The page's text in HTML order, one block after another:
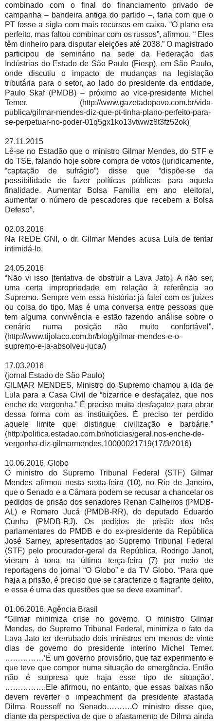
combinado com o final do financiamento privado de
campanha – bandeira antiga do partido –, faria com que o
PT fosse a sigla com mais recursos em caixa. “O plano era
perfeito, mas faltou combinar com os russos”, afirmou. “ Eles
têm dinheiro para disputar eleições até 2038.” O magistrado
participou de seminário na sede da Federação das
Indústrias do Estado de São Paulo (Fiesp), em São Paulo,
onde discutiu o impacto de mudanças na legislação
tributária para o setor, ao lado do presidente da entidade,
Paulo Skaf (PMDB) – próximo ao vice-presidente Michel
Temer. (http://www.gazetadopovo.com.br/vida-
publica/gilmar-mendes-diz-que-pt-tinha-plano-perfeito-para-
se-perpetuar-no-poder-01q5gx1ko13vtwwz8t3fz52ok)
27.11.2015
Lê-se no Estadão que o ministro Gilmar Mendes, do STF e
do TSE, falando hoje sobre compra de votos (juridicamente,
“captação de sufrágio”) disse que “dispõe-se da
possibilidade de fazer políticas públicas para aquela
finalidade. Aumentar Bolsa Família em ano eleitoral,
aumentar o número de pescadores que recebem a Bolsa
Defeso”.
02.03.2016
Na REDE GNI, o dr. Gilmar Mendes acusa Lula de tentar
intimidá-lo.
24.05.2016
“Não vi isso [tentativa de obstruir a Lava Jato]. A não ser,
uma certa impropriedade em relação à referência ao
Supremo. Sempre vem essa história: já falei com os juízes
ou coisa do tipo. Mas é uma conversa entre pessoas que
tem alguma convivência e estão fazendo análise sobre o
cenário numa posição não muito confortável”.
(http://www.tijolaco.com.br/blog/gilmar-mendes-e-o-
supremo-e-ja-absolveu-juca/)
17.03.2016
(jornal Estado de São Paulo)
GILMAR MENDES, Ministro do Supremo chamou a ida de
Lula para a Casa Civil de “bizarrice e desfaçatez, que nos
enche de vergonha.” É preciso muita desfaçatez para obrar
dessa forma com as instituições. É preciso ter perdido
aquele limite que distingue civilização e barbárie.”
(http:/politica.estadao.com.br/noticias/geral,nos-enche-de-
vergonha-diz-gilmarmendes,10000021719(17/3/2016)
10.06.2016, Globo
O ministro do Supremo Tribunal Federal (STF) Gilmar
Mendes afirmou nesta sexta-feira (10), no Rio de Janeiro,
que o Senado e a Câmara podem se recusar a chancelar os
pedidos de prisão dos senadores Renan Calheiros (PMDB-
AL) e Romero Jucá (PMDB-RR), do deputado Eduardo
Cunha (PMDB-RJ). Os pedidos de prisão dos três
parlamentares do PMDB e do ex-presidente da República
José Sarney, apresentados ao Supremo Tribunal Federal
(STF) pelo procurador-geral da República, Rodrigo Janot,
vieram à tona na última terça-feira (7) por meio de
reportagens do jornal “O Globo” e da TV Globo. “Para que
haja a prisão, é preciso que se caracterize o flagrante delito,
e essa é uma das questões que se deve examinar”.
01.06.2016, Agência Brasil
“Gilmar minimiza crise no governo. O ministro Gilmar
Mendes, do Supremo Tribunal Federal, minimiza o fato da
Lava Jato ter derrubado dois ministros em menos de vinte
dias de governo do presidente interino Michel Temer.
……………‘É um governo provisório, que faz experimento e
que teve que compor numa situação de emergência. Então
não é surpresa que haja esse tipo de situação’.
…………….Ele afirmou, no entanto, que essas baixas não
devem reverter o impeachment da presidente afastada
Dilma Rousseff no Senado……….O ministro disse que,
diante da perspectiva de que o afastamento de Dilma ainda